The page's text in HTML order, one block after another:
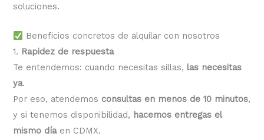
soluciones.
Beneficios concretos de alquilar con nosotros
1. Rapidez de respuesta
Te entendemos: cuando necesitas sillas, las necesitas
ya.
Por eso, atendemos consultas en menos de 10 minutos,
y si tenemos disponibilidad, hacemos entregas el
mismo díaen CDMX.